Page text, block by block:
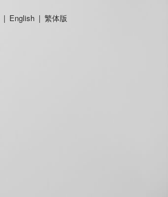
| English | 繁体版